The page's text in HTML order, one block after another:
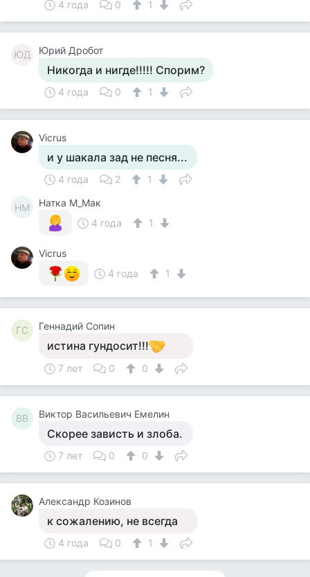
4 года 0 1
ЮД Юрий Дробот
Никогда и нигде!!!!! Спорим?
4 года 0 1
Vicrus
и у шакала зад не песня...
4 года 2 1
НМ
Натка М_Мак
4 года
1
Vicrus
4 года
1
ГС Геннадий Сопин
истина гундосит!!!
7 лет 0 0
ВВ Виктор Васильевич Емелин
Скорее зависть и злоба.
7 лет 0 0
Александр Козинов
к сожалению, не всегда
4 года 0 1